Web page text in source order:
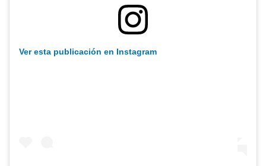
Ver esta publicación en Instagram